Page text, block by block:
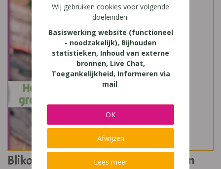
Blikopener Bronnenboek 1 - Groenten
Wij gebruiken cookies voor volgende
doeleinden:
Basiswerking website (functioneel
- noodzakelijk), Bijhouden
statistieken, Inhoud van externe
bronnen, Live Chat,
Toegankelijkheid, Informeren via
mail.
OK
Afwijzen
Lees meer